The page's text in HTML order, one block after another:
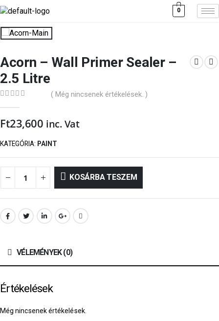
0
Acorn – Wall Primer Sealer –
2.5 Litre
( Még nincsenek értékelések. )
Ft23,600 inc. Vat
KATEGÓRIA: PAINT
KOSÁRBA TESZEM
VÉLEMÉNYEK (0)
Értékelések
Még nincsenek értékelések.